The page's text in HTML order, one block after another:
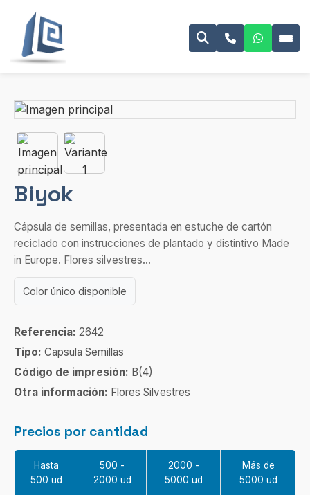
Biyok
Cápsula de semillas, presentada en estuche de cartón
reciclado con instrucciones de plantado y distintivo Made
in Europe. Flores silvestres...
Color único disponible
Referencia: 2642
Tipo: Capsula Semillas
Código de impresión: B(4)
Otra información: Flores Silvestres
Precios por cantidad
Hasta
500 ud
500 -
2000 ud
2000 -
5000 ud
Más de
5000 ud